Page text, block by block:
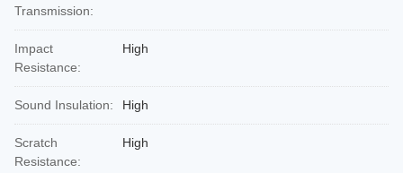
Transmission:
Impact
Resistance:
High
Sound Insulation: High
Scratch
Resistance:
High